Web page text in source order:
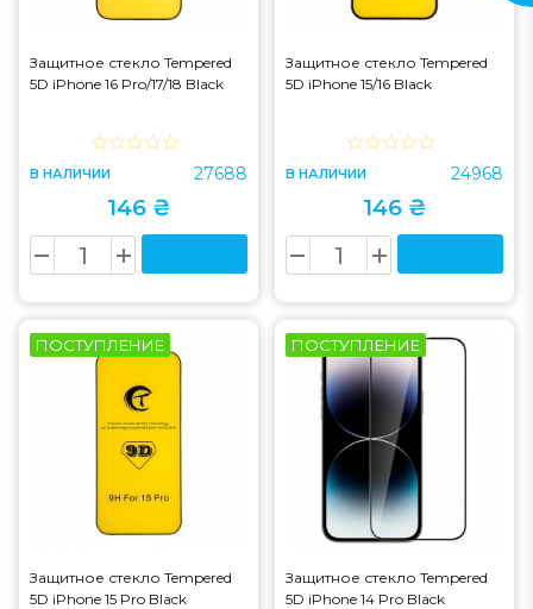
Защитное стекло Tempered
5D iPhone 16 Pro/17/18 Black
В НАЛИЧИИ 27688
146 ₴
Защитное стекло Tempered
5D iPhone 15/16 Black
В НАЛИЧИИ 24968
146 ₴
ПОСТУПЛЕНИЕ
Защитное стекло Tempered
5D iPhone 15 Pro Black
ПОСТУПЛЕНИЕ
Защитное стекло Tempered
5D iPhone 14 Pro Black